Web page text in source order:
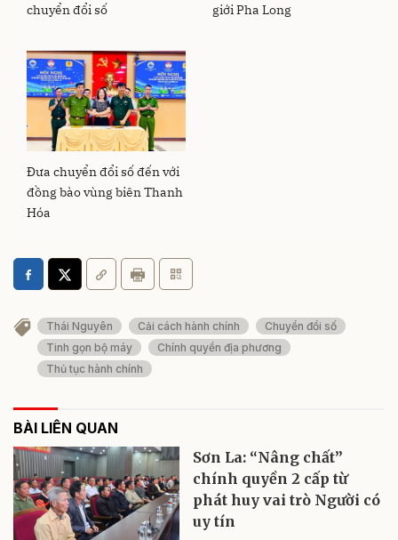
chuyển đổi số
giới Pha Long
Đưa chuyển đổi số đến với
đồng bào vùng biên Thanh
Hóa
Thái Nguyên Cải cách hành chính
Chuyển đổi số
Tinh gọn bộ máy
Chính quyền địa phương
Thủ tục hành chính
BÀI LIÊN QUAN
Sơn La: “Nâng chất”
chính quyền 2 cấp từ
phát huy vai trò Người có
uy tín